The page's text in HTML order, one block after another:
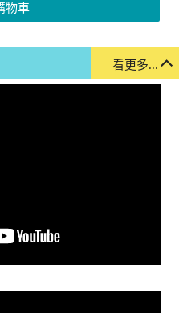
物車
看更多...